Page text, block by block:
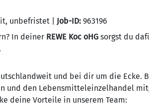
unbefristet | Job-ID: 963196
In deiner REWE Koc oHG sorgst du
und bei dir um die Ecke.
und den Lebensmitteleinzelhandel
deine Vorteile in unserem Team: